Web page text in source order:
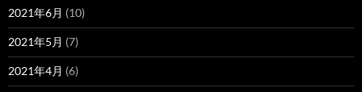
2021年6月 (10)
2021年5月 (7)
2021年4月 (6)